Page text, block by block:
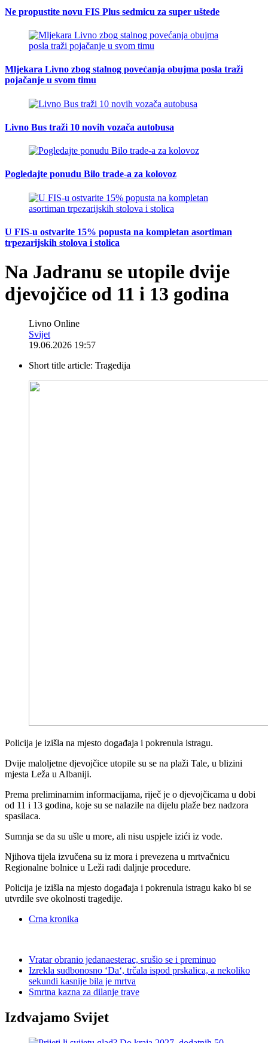
Ne propustite novu FIS Plus sedmicu za super uštede
Mljekara Livno zbog stalnog povećanja obujma posla traži
pojačanje u svom timu
Livno Bus traži 10 novih vozača autobusa
Pogledajte ponudu Bilo trade-a za kolovoz
U FIS-u ostvarite 15% popusta na kompletan asortiman
trpezarijskih stolova i stolica
Na Jadranu se utopile dvije
djevojčice od 11 i 13 godina
Livno Online
Svijet
19.06.2026 19:57
Short title article: Tragedija
Policija je izišla na mjesto događaja i pokrenula istragu.
Dvije maloljetne djevojčice utopile su se na plaži Tale, u blizini
mjesta Leža u Albaniji.
Prema preliminarnim informacijama, riječ je o djevojčicama u dobi
od 11 i 13 godina, koje su se nalazile na dijelu plaže bez nadzora
spasilaca.
Sumnja se da su ušle u more, ali nisu uspjele izići iz vode.
Njihova tijela izvučena su iz mora i prevezena u mrtvačnicu
Regionalne bolnice u Leži radi daljnje procedure.
Policija je izišla na mjesto događaja i pokrenula istragu kako bi se
utvrdile sve okolnosti tragedije.
Crna kronika
Vratar obranio jedanaesterac, srušio se i preminuo
Izrekla sudbonosno ‘Da‘, trčala ispod prskalica, a nekoliko
sekundi kasnije bila je mrtva
Smrtna kazna za dilanje trave
Izdvajamo Svijet